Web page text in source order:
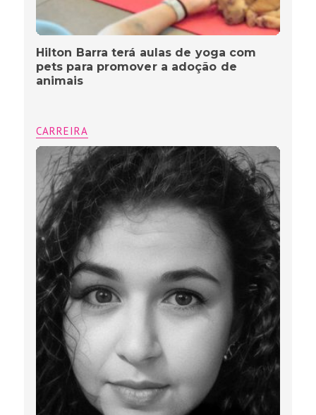
Hilton Barra terá aulas de yoga com
pets para promover a adoção de
animais
CARREIRA